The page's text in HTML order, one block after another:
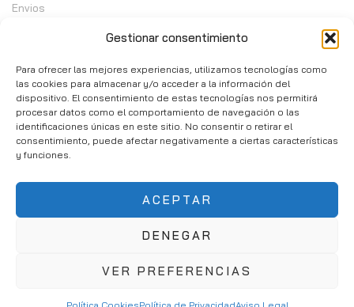
Gestionar consentimiento
Para ofrecer las mejores experiencias, utilizamos tecnologías como
las cookies para almacenar y/o acceder a la información del
dispositivo. El consentimiento de estas tecnologías nos permitirá
procesar datos como el comportamiento de navegación o las
identificaciones únicas en este sitio. No consentir o retirar el
consentimiento, puede afectar negativamente a ciertas características
y funciones.
ACEPTAR
DENEGAR
VER PREFERENCIAS
Envios
Contacto
C/ Telera de Cortijo Chico 14 - Mijas 29651
info@consumibleshop.es